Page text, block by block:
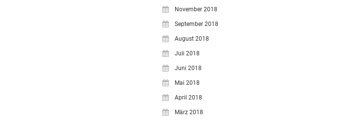
November 2018
September 2018
August 2018
Juli 2018
Juni 2018
Mai 2018
April 2018
März 2018